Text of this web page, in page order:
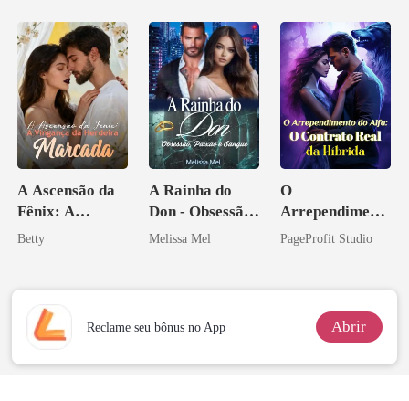
Arrependiment
o
A Ascensão da
Fênix: A
Vingança da
Betty
A Rainha do
Don - Obsessão,
Paixão e Sangue
Melissa Mel
O
Arrependiment
o do Alfa: O
PageProfit Studio
Reclame seu bônus no App Abrir